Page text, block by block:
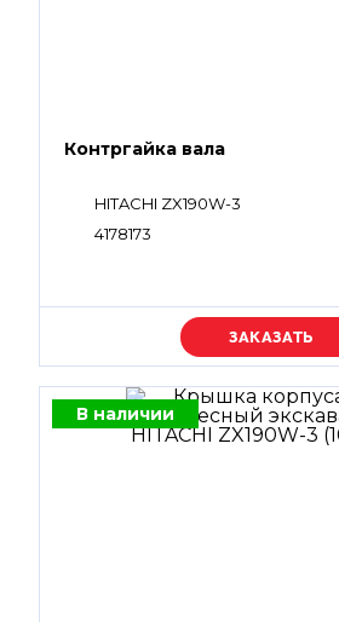
Контргайка вала
HITACHI ZX190W-3
4178173
Уточняйте цену
В наличии